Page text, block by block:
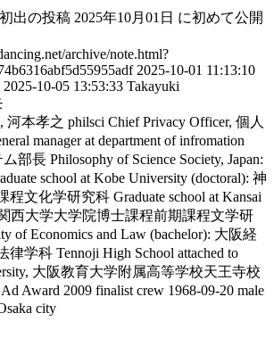
出の投稿 2025年10月01日 に初めて公開
archive/note.html?
2025-10-01 11:13:10
2025-10-05 13:53:33 Takayuki
河本孝之 philsci Chief Privacy Officer, 個人
manager at department of infromation
ム部長 Philosophy of Science Society, Japan:
school at Kobe University (doctoral): 神
程文化学研究科 Graduate school at Kansai
西大学大学院博士課程前期課程文学研
of Economics and Law (bachelor): 大阪経
律学科 Tennoji High School attached to
大阪教育大学附属高等学校天王寺校
Award 2009 finalist crew 1968-09-20 male
city